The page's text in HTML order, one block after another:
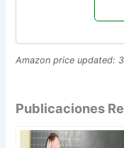
Amazon price updated:
Publicaciones